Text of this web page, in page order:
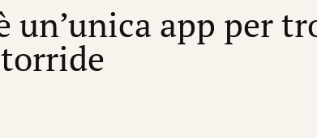
un’unica app per